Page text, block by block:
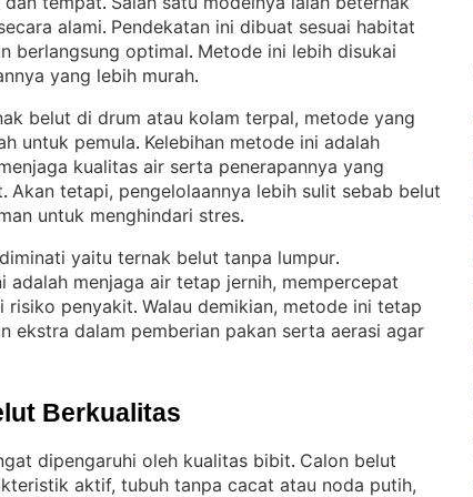
alami. Pendekatan ini dibuat sesuai habitat
berlangsung optimal. Metode ini lebih disukai
yang lebih murah.
belut di drum atau kolam terpal, metode yang
untuk pemula. Kelebihan metode ini adalah
kualitas air serta penerapannya yang
. Akan tetapi, pengelolaannya lebih sulit sebab belut
untuk menghindari stres.
yaitu ternak belut tanpa lumpur
adalah menjaga air tetap jernih, mempercepat
risiko penyakit. Walau demikian, metode ini tetap
ekstra dalam pemberian pakan serta aerasi agar
Berkualitas
dipengaruhi oleh kualitas bibit. Calon belut
aktif, tubuh tanpa cacat atau noda putih,